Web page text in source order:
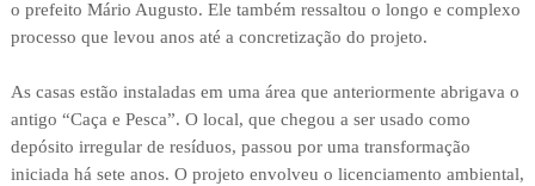
o prefeito Mário Augusto. Ele também ressaltou o longo e complexo
processo que levou anos até a concretização do projeto.
As casas estão instaladas em uma área que anteriormente abrigava o
antigo “Caça e Pesca”. O local, que chegou a ser usado como
depósito irregular de resíduos, passou por uma transformação
iniciada há sete anos. O projeto envolveu o licenciamento ambiental,